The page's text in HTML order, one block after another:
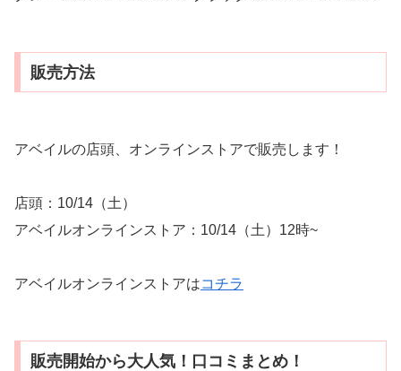
販売方法
アベイルの店頭、オンラインストアで販売します！
店頭：10/14（土）
アベイルオンラインストア：10/14（土）12時~
アベイルオンラインストアはコチラ
販売開始から大人気！口コミまとめ！